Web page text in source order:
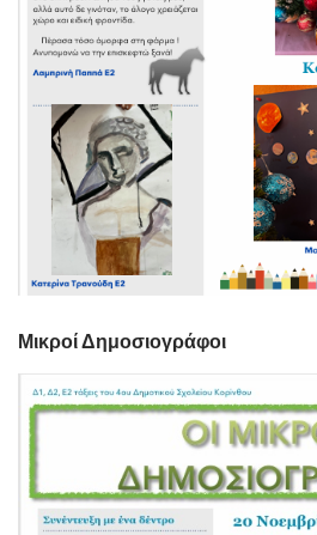
Μικροί Δημοσιογράφοι